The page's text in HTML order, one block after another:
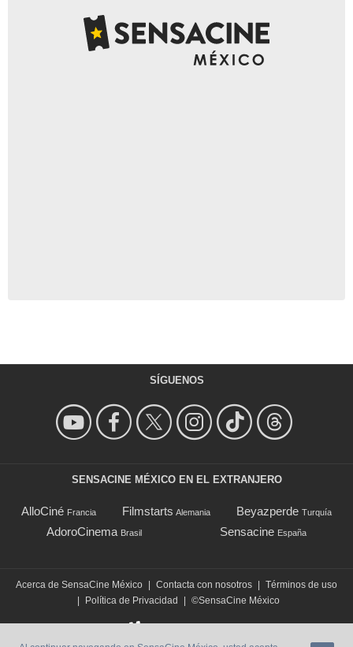
SÍGUENOS
SENSACINE MÉXICO EN EL EXTRANJERO
AlloCiné Francia Filmstarts Alemania Beyazperde Turquía
AdoroCinema Brasil Sensacine España
Acerca de SensaCine México Contacta con nosotros
Términos de uso
Política de Privacidad ©SensaCine México